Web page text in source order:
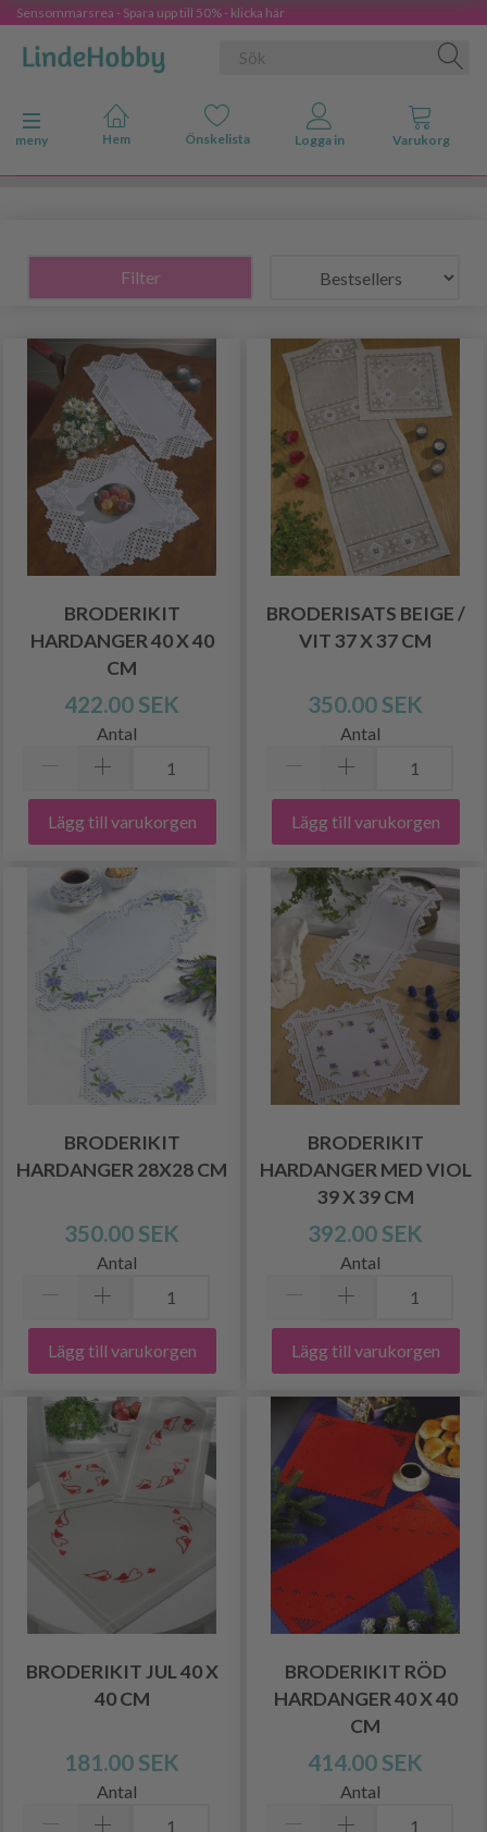
Sensommarsrea - Spara upp till 50% - klicka här
Ändra navigering
meny
Filter
BRODERIKIT
HARDANGER 40 X 40
CM
422.00 SEK
Antal
Lägg till varukorgen
BRODERISATS BEIGE /
VIT 37 X 37 CM
350.00 SEK
Antal
Lägg till varukorgen
BRODERIKIT
HARDANGER 28X28 CM
350.00 SEK
Antal
Lägg till varukorgen
BRODERIKIT
HARDANGER MED VIOL
39 X 39 CM
392.00 SEK
Antal
Lägg till varukorgen
BRODERIKIT JUL 40 X
40 CM
181.00 SEK
Antal
BRODERIKIT RÖD
HARDANGER 40 X 40
CM
414.00 SEK
Antal